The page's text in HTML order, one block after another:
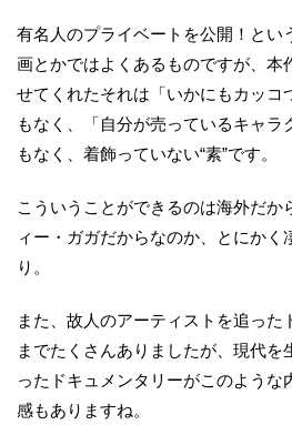
有名人のプライベートを公開！とい
画とかではよくあるものですが、本
せてくれたそれは「いかにもカッコ
もなく、「自分が売っているキャラ
もなく、着飾っていない“素”です。
こういうことができるのは海外だか
ィー・ガガだからなのか、とにかく
り。
また、故人のアーティストを追った
までたくさんありましたが、現代を
ったドキュメンタリーがこのような
感もありますね。